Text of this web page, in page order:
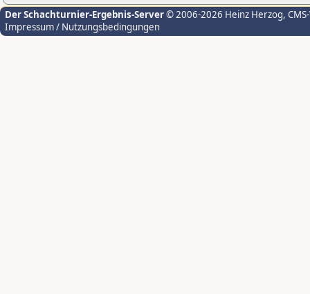
Der Schachturnier-Ergebnis-Server© 2006-2026 Heinz Herzog,
Impressum / Nutzungsbedingungen